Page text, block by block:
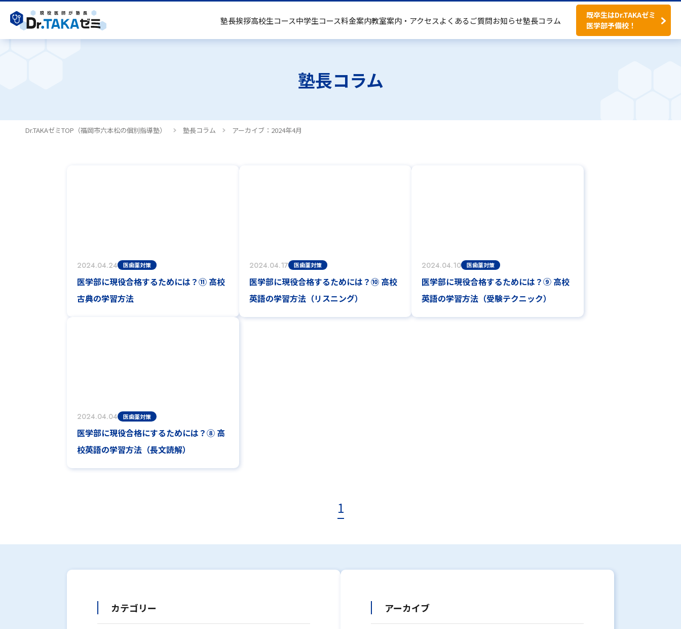
塾長挨拶高校生コース中学生コース料金案内教室案内・アクセスよくあるご質問お知らせ塾長コラム
既卒生はDr.TAKAゼミ
医学部予備校！
お知らせ
塾長コラム
Dr.TAKAゼミTOP（福岡市六本松の個別指導塾） 塾長コラム アーカイブ：2024年4月
2024.04.24 医歯薬対策
医学部に現役合格するためには？⑪ 高校
古典の学習方法
2024.04.17 医歯薬対策
医学部に現役合格するためには？⑩ 高校
英語の学習方法（リスニング）
2024.04.10 医歯薬対策
医学部に現役合格するためには？⑨ 高校
英語の学習方法（受験テクニック）
2024.04.04 医歯薬対策
医学部に現役合格にするためには？⑧ 高
校英語の学習方法（長文読解）
1
カテゴリー アーカイブ